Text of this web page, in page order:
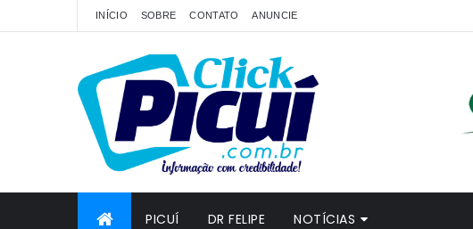
INÍCIO SOBRE CONTATO ANUNCIE
PICUÍ DR FELIPE NOTÍCIAS